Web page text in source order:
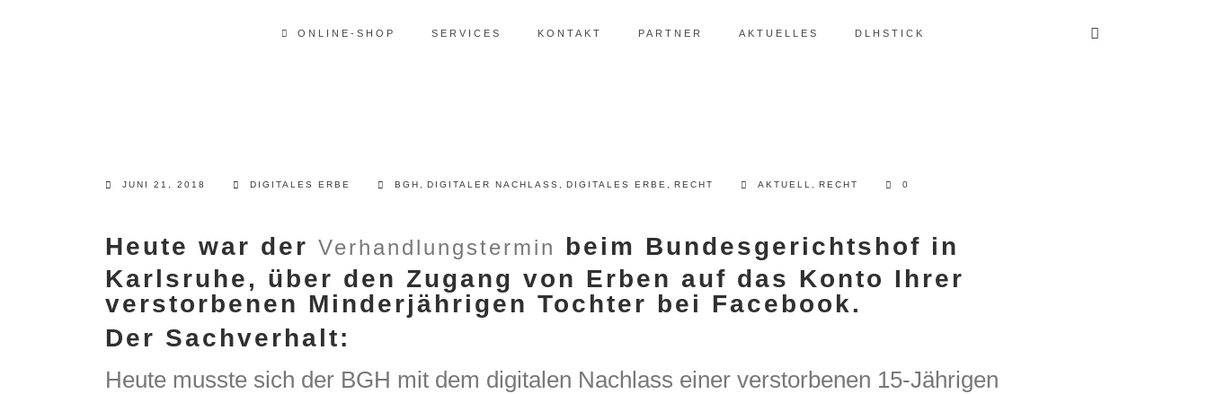
ONLINE-SHOP SERVICES KONTAKT PARTNER AKTUELLES DLHSTICK
JUNI 21, 2018 DIGITALES ERBE BGH DIGITALER NACHLASS DIGITALES ERBE RECHT AKTUELL RECHT 0
Heute war der Verhandlungstermin
beim Bundesgerichtshof in
Karlsruhe, über den Zugang von Erben auf das Konto Ihrer
verstorbenen Minderjährigen Tochter bei Facebook.
Der Sachverhalt:
Heute musste sich der BGH mit dem digitalen Nachlass einer verstorbenen 15-Jährigen